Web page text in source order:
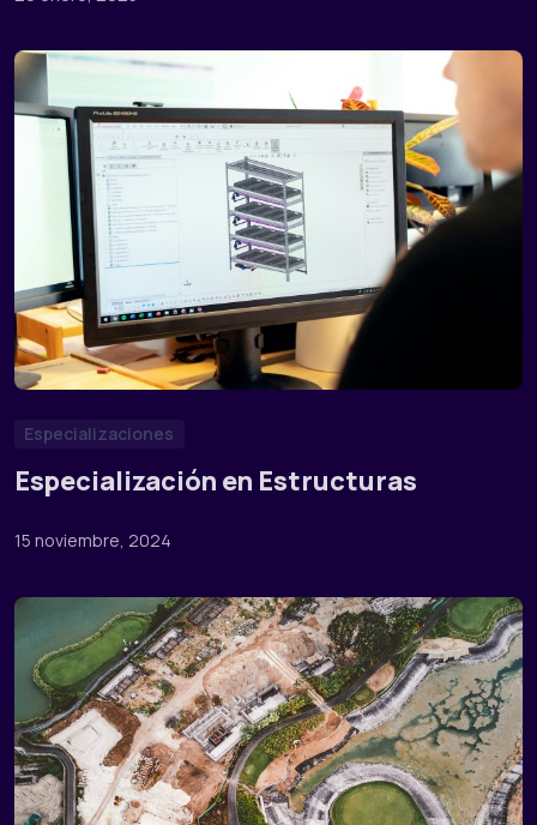
Especializaciones
Especialización en Estructuras
15 noviembre, 2024